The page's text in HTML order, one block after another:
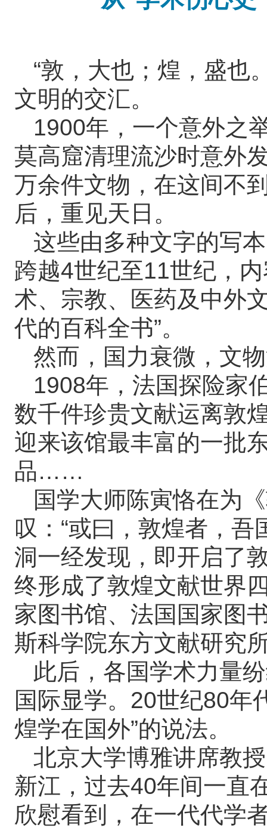
“敦，大也；煌，盛也
文明的交汇。
1900年，一个意外
莫高窟清理流沙时意外
万余件文物，在这间不
后，重见天日。
这些由多种文字的写
跨越4世纪至11世纪，
术、宗教、医药及中外
代的百科全书”。
然而，国力衰微，文
1908年，法国探险家
数千件珍贵文献运离敦
迎来该馆最丰富的一批
品……
国学大师陈寅恪在为
叹：“或曰，敦煌者，吾
洞一经发现，即开启了
终形成了敦煌文献世界
家图书馆、法国国家图
斯科学院东方文献研究
此后，各国学术力量
国际显学。20世纪80年
煌学在国外”的说法。
北京大学博雅讲席教
新江，过去40年间一直
欣慰看到，在一代代学